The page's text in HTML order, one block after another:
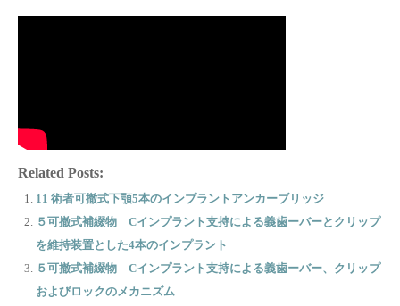
Related Posts:
11 術者可撤式下顎5本のインプラントアンカーブリッジ
５可撤式補綴物 Cインプラント支持による義歯ーバーとクリップ
を維持装置とした4本のインプラント
５可撤式補綴物 Cインプラント支持による義歯ーバー、クリップ
およびロックのメカニズム